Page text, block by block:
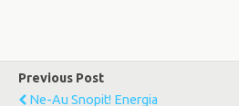
Previous Post
Ne-Au Snopit! Energia